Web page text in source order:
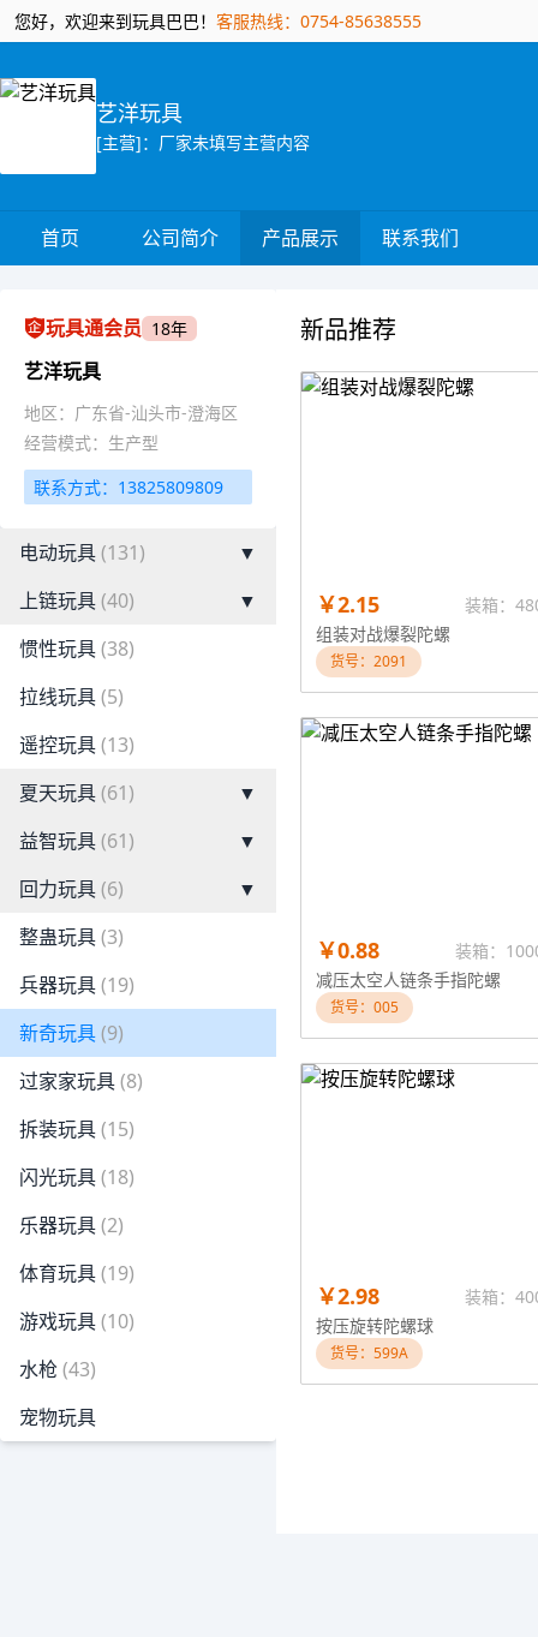
您好，欢迎来到玩具巴巴！ 客服热线：0754-85638555
艺洋玩具
[主营]：厂家未填写主营内容
首页 公司简介 产品展示 联系我们
玩具通会员 18年
艺洋玩具
地区：广东省-汕头市-澄海区
经营模式：生产型
联系方式：13825809809
电动玩具(131)
▼
上链玩具(40)
▼
惯性玩具(38)
拉线玩具(5)
遥控玩具(13)
夏天玩具(61)
▼
益智玩具(61)
▼
回力玩具(6)
▼
整蛊玩具(3)
兵器玩具(19)
新奇玩具(9)
过家家玩具(8)
拆装玩具(15)
闪光玩具(18)
乐器玩具(2)
体育玩具(19)
游戏玩具(10)
水枪 (43)
宠物玩具
新品推荐
￥2.15
装箱：
组装对战爆裂陀螺
货号：2091
￥0.88
装箱：
减压太空人链条手指陀螺
货号：005
￥2.98
装箱：
按压旋转陀螺球
货号：599A